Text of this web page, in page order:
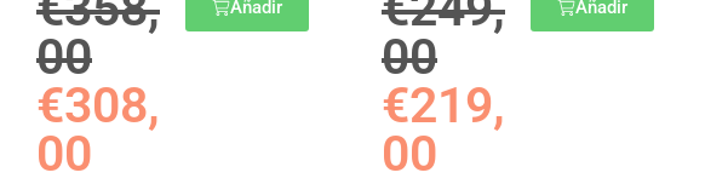
00
€308,
00
Añadir
00
€219,
00
Añadir